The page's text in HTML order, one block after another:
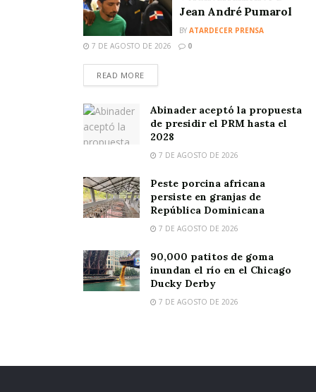
Jean André Pumarol
BY ATARDECER PRENSA
7 DE AGOSTO DE 2026
0
READ MORE
Abinader aceptó la propuesta
de presidir el PRM hasta el
2028
7 DE AGOSTO DE 2026
Peste porcina africana
persiste en granjas de
República Dominicana
7 DE AGOSTO DE 2026
90,000 patitos de goma
inundan el río en el Chicago
Ducky Derby
7 DE AGOSTO DE 2026